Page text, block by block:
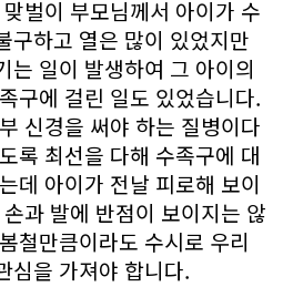
벌이 부모님께서 아이가 수
구하고 열은 많이 있었지만
는 일이 발생하여 그 아이의
구에 걸린 일도 있었습니다.
신경을 써야 하는 질병이다
록 최선을 다해 수족구에 대
데 아이가 전날 피로해 보이
과 발에 반점이 보이지는 않
철만큼이라도 수시로 우리
심을 가져야 합니다.